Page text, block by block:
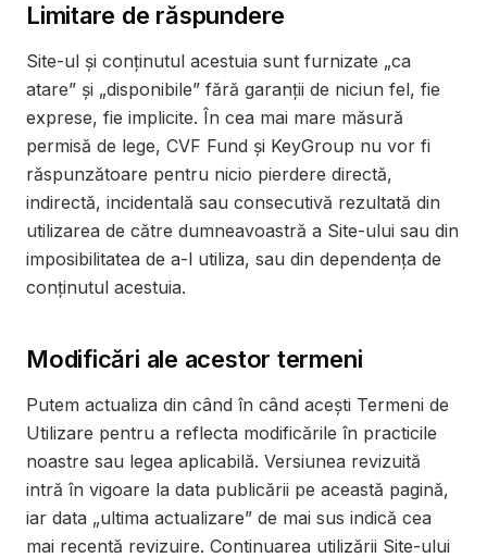
Limitare de răspundere
Site-ul și conținutul acestuia sunt furnizate „ca
atare” și „disponibile” fără garanții de niciun fel, fie
exprese, fie implicite. În cea mai mare măsură
permisă de lege, CVF Fund și KeyGroup nu vor fi
răspunzătoare pentru nicio pierdere directă,
indirectă, incidentală sau consecutivă rezultată din
utilizarea de către dumneavoastră a Site-ului sau din
imposibilitatea de a-l utiliza, sau din dependența de
conținutul acestuia.
Modificări ale acestor termeni
Putem actualiza din când în când acești Termeni de
Utilizare pentru a reflecta modificările în practicile
noastre sau legea aplicabilă. Versiunea revizuită
intră în vigoare la data publicării pe această pagină,
iar data „ultima actualizare” de mai sus indică cea
mai recentă revizuire. Continuarea utilizării Site-ului